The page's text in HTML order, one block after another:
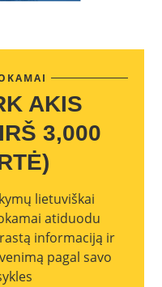
AKIS
3,000
lietuviškai
atiduodu
informaciją ir
pagal savo